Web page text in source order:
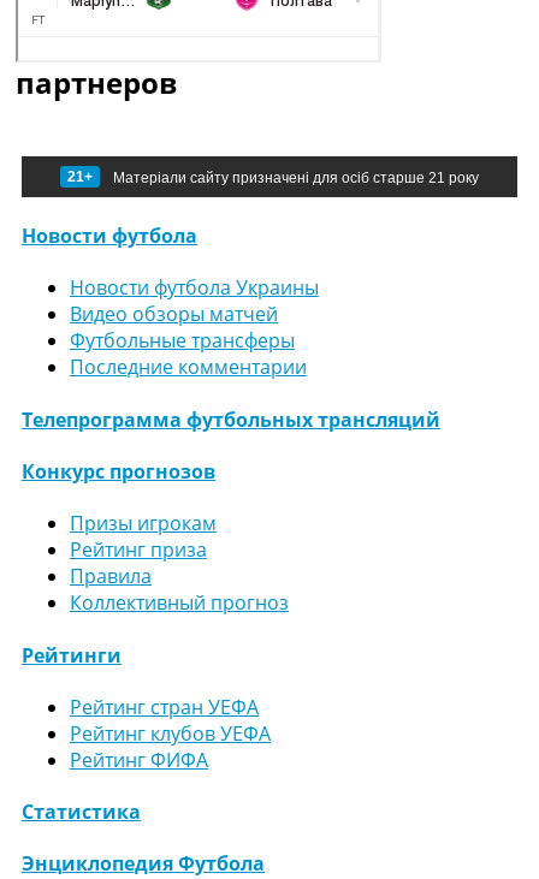
партнеров
21+ Матеріали сайту призначені для осіб старше 21 року
Новости футбола
Новости футбола Украины
Видео обзоры матчей
Футбольные трансферы
Последние комментарии
Телепрограмма футбольных трансляций
Конкурс прогнозов
Призы игрокам
Рейтинг приза
Правила
Коллективный прогноз
Рейтинги
Рейтинг стран УЕФА
Рейтинг клубов УЕФА
Рейтинг ФИФА
Статистика
Энциклопедия Футбола